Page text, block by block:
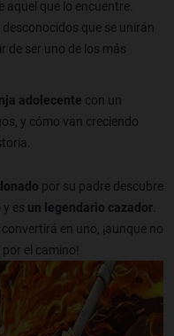
aquel que lo encuentre.
que se unirán
de ser uno de los más
adolecente con un
y cómo van creciendo
por su padre descubre
es un legendario cazador
en uno, ¡aunque no
el camino!